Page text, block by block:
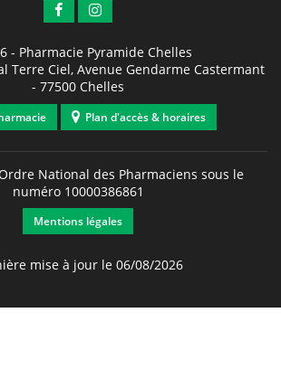
- Pharmacie Pyramide Chelles
Terre Ciel, Avenue Gendarme Castermant
- 77500 Chelles
Plan d'accès & horaires
National des Pharmaciens sous le
numéro 10000386861
Mentions légales
mise à jour le 06/08/2026